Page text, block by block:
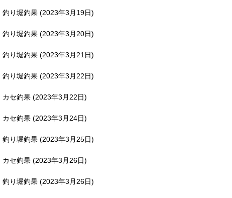
釣り堀釣果 (2023年3月19日)
釣り堀釣果 (2023年3月20日)
釣り堀釣果 (2023年3月21日)
釣り堀釣果 (2023年3月22日)
カセ釣果 (2023年3月22日)
カセ釣果 (2023年3月24日)
釣り堀釣果 (2023年3月25日)
カセ釣果 (2023年3月26日)
釣り堀釣果 (2023年3月26日)